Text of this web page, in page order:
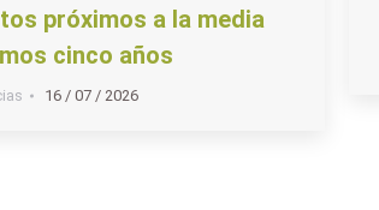
próximos a la media
cinco años
16 / 07 / 2026